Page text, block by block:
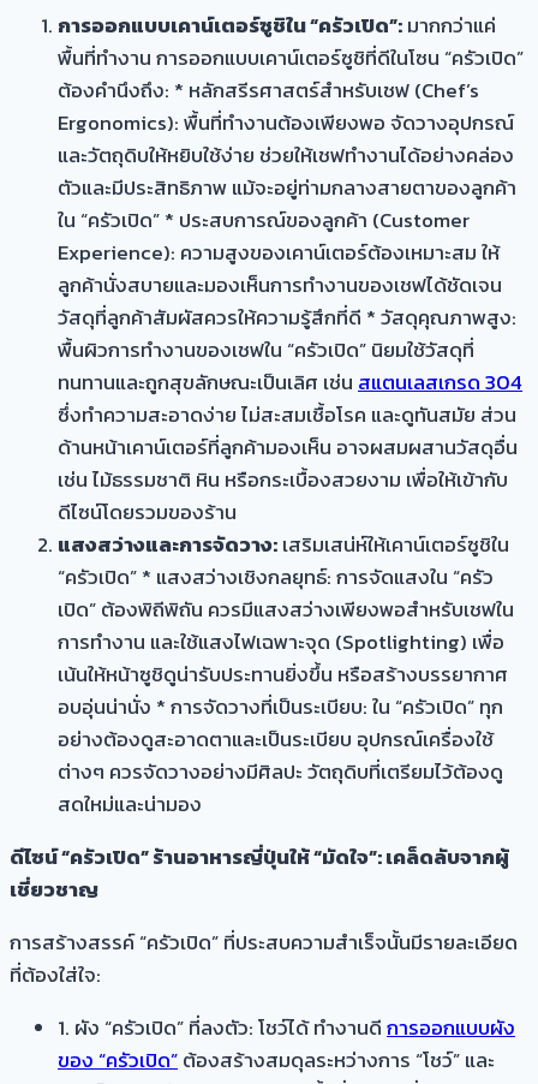
การออกแบบเคาน์เตอร์ซูชิใน “ครัวเปิด”:มากกว่าแค่
พื้นที่ทำงาน การออกแบบเคาน์เตอร์ซูชิที่ดีในโซน “ครัวเปิด”
ต้องคำนึงถึง: * หลักสรีรศาสตร์สำหรับเชฟ (Chef’s
Ergonomics): พื้นที่ทำงานต้องเพียงพอ จัดวางอุปกรณ์
และวัตถุดิบให้หยิบใช้ง่าย ช่วยให้เชฟทำงานได้อย่างคล่อง
ตัวและมีประสิทธิภาพ แม้จะอยู่ท่ามกลางสายตาของลูกค้า
ใน “ครัวเปิด” * ประสบการณ์ของลูกค้า (Customer
Experience): ความสูงของเคาน์เตอร์ต้องเหมาะสม ให้
ลูกค้านั่งสบายและมองเห็นการทำงานของเชฟได้ชัดเจน
วัสดุที่ลูกค้าสัมผัสควรให้ความรู้สึกที่ดี * วัสดุคุณภาพสูง:
พื้นผิวการทำงานของเชฟใน “ครัวเปิด” นิยมใช้วัสดุที่
ทนทานและถูกสุขลักษณะเป็นเลิศ เช่น สแตนเลสเกรด 304
ซึ่งทำความสะอาดง่าย ไม่สะสมเชื้อโรค และดูทันสมัย ส่วน
ด้านหน้าเคาน์เตอร์ที่ลูกค้ามองเห็น อาจผสมผสานวัสดุอื่น
เช่น ไม้ธรรมชาติ หิน หรือกระเบื้องสวยงาม เพื่อให้เข้ากับ
ดีไซน์โดยรวมของร้าน
แสงสว่างและการจัดวาง:เสริมเสน่ห์ให้เคาน์เตอร์ซูชิใน
“ครัวเปิด” * แสงสว่างเชิงกลยุทธ์: การจัดแสงใน “ครัว
เปิด” ต้องพิถีพิถัน ควรมีแสงสว่างเพียงพอสำหรับเชฟใน
การทำงาน และใช้แสงไฟเฉพาะจุด (Spotlighting) เพื่อ
เน้นให้หน้าซูชิดูน่ารับประทานยิ่งขึ้น หรือสร้างบรรยากาศ
อบอุ่นน่านั่ง * การจัดวางที่เป็นระเบียบ: ใน “ครัวเปิด” ทุก
อย่างต้องดูสะอาดตาและเป็นระเบียบ อุปกรณ์เครื่องใช้
ต่างๆ ควรจัดวางอย่างมีศิลปะ วัตถุดิบที่เตรียมไว้ต้องดู
สดใหม่และน่ามอง
ดีไซน์ “ครัวเปิด” ร้านอาหารญี่ปุ่นให้ “มัดใจ”: เคล็ดลับจากผู้
เชี่ยวชาญ
การสร้างสรรค์ “ครัวเปิด” ที่ประสบความสำเร็จนั้นมีรายละเอียด
ที่ต้องใส่ใจ:
1. ผัง “ครัวเปิด” ที่ลงตัว: โชว์ได้ ทำงานดีการออกแบบผัง
ของ “ครัวเปิด”ต้องสร้างสมดุลระหว่างการ “โชว์” และ